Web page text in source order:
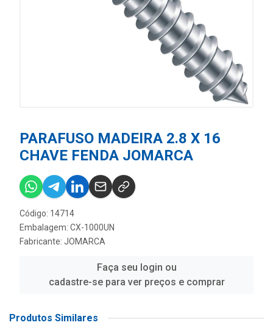
PARAFUSO MADEIRA 2.8 X 16
CHAVE FENDA JOMARCA
Código: 14714
Embalagem: CX-1000UN
Fabricante: JOMARCA
Faça seu login ou
cadastre-se para ver preços e comprar
Produtos Similares